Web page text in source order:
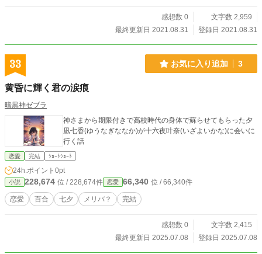
感想数 0
文字数 2,959
最終更新日 2021.08.31
登録日 2021.08.31
33 お気に入り追加 3
黄昏に輝く君の涙痕
暗黒神ゼブラ
神さまから期限付きで高校時代の身体で蘇らせてもらった夕
凪七香(ゆうなぎななか)が十六夜叶奈(いざよいかな)に会いに
行く話
恋愛 完結 ｼｮｰﾄｼｮｰﾄ
24h.ポイント 0pt
小説 228,674 位 / 228,674件 恋愛 66,340 位 / 66,340件
恋愛 百合 七夕 メリバ？ 完結
感想数 0
文字数 2,415
最終更新日 2025.07.08
登録日 2025.07.08